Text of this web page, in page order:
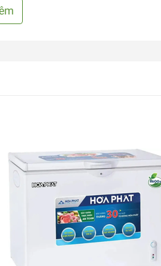
gia đình, hộ kinh doanh nhỏ,